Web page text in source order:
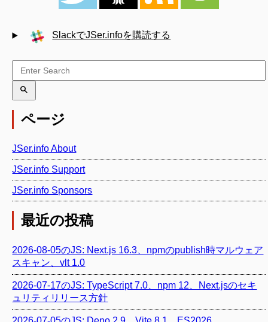
SlackでJSer.infoを購読する
ページ
JSer.info About
JSer.info Support
JSer.info Sponsors
最近の投稿
2026-08-05のJS: Next.js 16.3、npmのpublish時マルウェア
スキャン、vlt 1.0
2026-07-17のJS: TypeScript 7.0、npm 12、Next.jsのセキ
ュリティリリース方針